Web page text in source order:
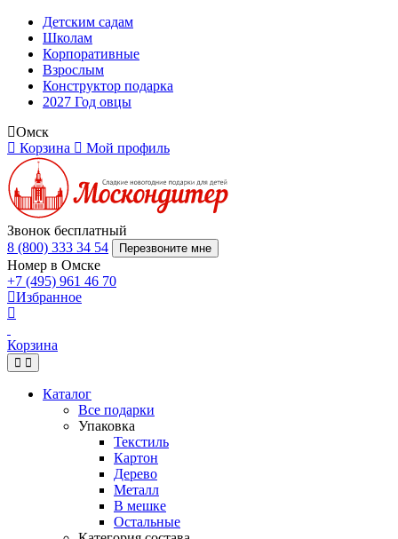
Детским садам
Школам
Корпоративные
Взрослым
Конструктор подарка
2027 Год овцы
Омск
Корзина
Мой профиль
Звонок бесплатный
8 (800) 333 34 54
Перезвоните мне
Номер в Омске
+7 (495) 961 46 70
Избранное
Корзина
Каталог
Все подарки
Упаковка
Текстиль
Картон
Дерево
Металл
В мешке
Остальные